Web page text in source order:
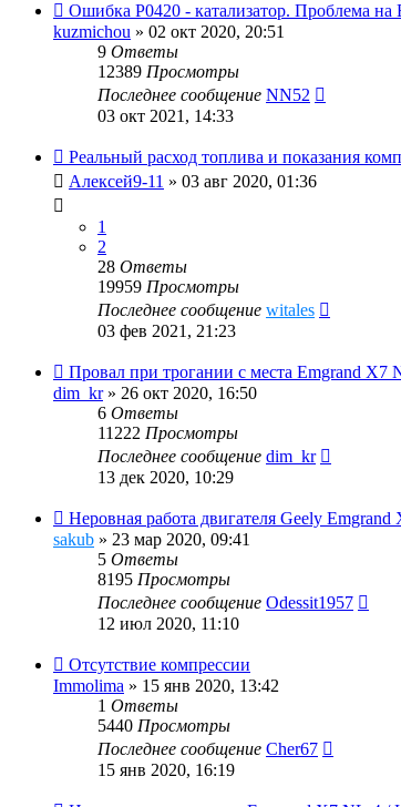
Ошибка P0420 - катализатор. Проблема на
kuzmichou » 02 окт 2020, 20:51
9 Ответы
12389 Просмотры
Последнее сообщение NN52
03 окт 2021, 14:33
Реальный расход топлива и показания
Алексей9-11 » 03 авг 2020, 01:36
1
2
28 Ответы
19959 Просмотры
Последнее сообщение witales
03 фев 2021, 21:23
Провал при трогании с места Emgrand X7
dim_kr» 26 окт 2020, 16:50
6 Ответы
11222 Просмотры
Последнее сообщение dim_kr
13 дек 2020, 10:29
Неровная работа двигателя Geely
sakub » 23 мар 2020, 09:41
5 Ответы
8195 Просмотры
Последнее сообщение Odessit1957
12 июл 2020, 11:10
Отсутствие компрессии
Immolima » 15 янв 2020, 13:42
1 Ответы
5440 Просмотры
Последнее сообщение Cher67
15 янв 2020, 16:19